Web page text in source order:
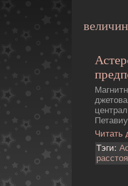
Читать
Тэги: